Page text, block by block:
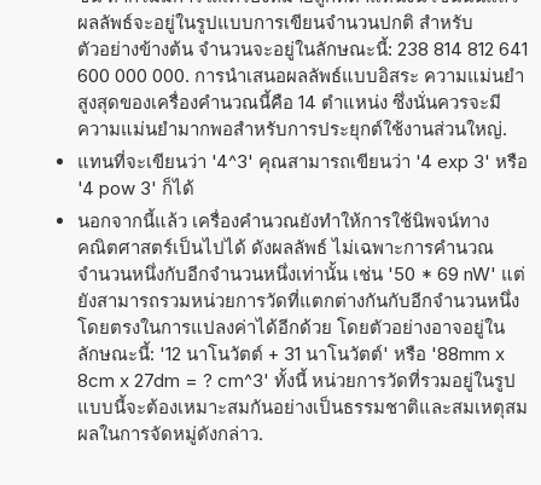
ผลลัพธ์จะอยู่ในรูปแบบการเขียนจำนวนปกติ สำหรับ
ตัวอย่างข้างต้น จำนวนจะอยู่ในลักษณะนี้: 238 814 812 641
600 000 000. การนำเสนอผลลัพธ์แบบอิสระ ความแม่นยำ
สูงสุดของเครื่องคำนวณนี้คือ 14 ตำแหน่ง ซึ่งนั่นควรจะมี
ความแม่นยำมากพอสำหรับการประยุกต์ใช้งานส่วนใหญ่.
แทนที่จะเขียนว่า '4^3' คุณสามารถเขียนว่า '4 exp 3' หรือ
'4 pow 3' ก็ได้
นอกจากนี้แล้ว เครื่องคำนวณยังทำให้การใช้นิพจน์ทาง
คณิตศาสตร์เป็นไปได้ ดังผลลัพธ์ ไม่เฉพาะการคำนวณ
จำนวนหนึ่งกับอีกจำนวนหนึ่งเท่านั้น เช่น '50 * 69 nW' แต่
ยังสามารถรวมหน่วยการวัดที่แตกต่างกันกับอีกจำนวนหนึ่ง
โดยตรงในการแปลงค่าได้อีกด้วย โดยตัวอย่างอาจอยู่ใน
ลักษณะนี้: '12 นาโนวัตต์ + 31 นาโนวัตต์' หรือ '88mm x
8cm x 27dm = ? cm^3' ทั้งนี้ หน่วยการวัดที่รวมอยู่ในรูป
แบบนี้จะต้องเหมาะสมกันอย่างเป็นธรรมชาติและสมเหตุสม
ผลในการจัดหมู่ดังกล่าว.